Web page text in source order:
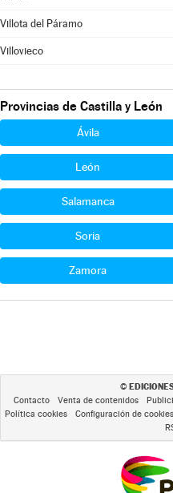
Villota del Páramo
Villovieco
Provincias de Castilla y León
Ávila
León
Salamanca
Soria
Zamora
©
Contacto Venta de contenidos
Política cookies
Configuración de cookies